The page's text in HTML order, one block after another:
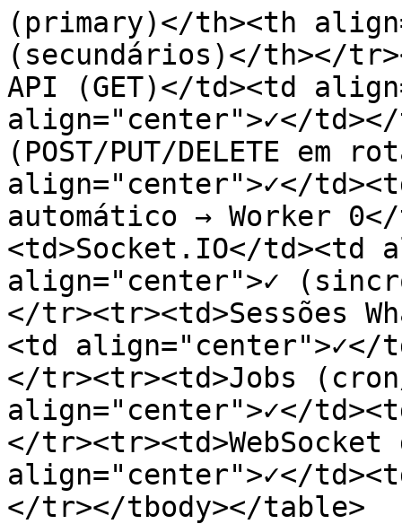
(primary)</th><th
(secundários)</th></
API (GET)</td><td
align="center">✓</td></
(POST/PUT/DELETE em
align="center">✓</
automático → Worker
<td>Socket.IO</td><td
align="center">✓
</tr><tr><td>Sessões
<td align="center">✓</
</tr><tr><td>Jobs
align="center">✓</
</tr><tr><td>WebSocket
align="center">✓</
</tr></tbody></table>